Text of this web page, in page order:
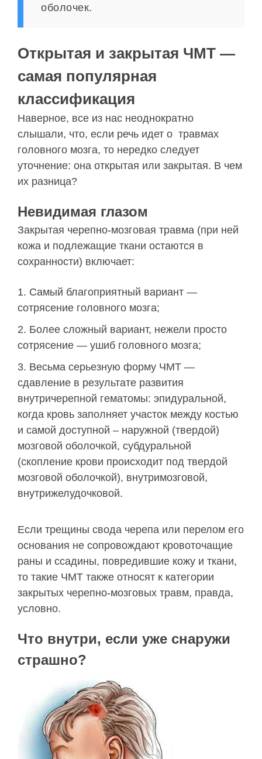
оболочек.
Открытая и закрытая ЧМТ —
самая популярная
классификация
Наверное, все из нас неоднократно
слышали, что, если речь идет о травмах
головного мозга, то нередко следует
уточнение: она открытая или закрытая. В чем
их разница?
Невидимая глазом
Закрытая черепно-мозговая травма (при ней
кожа и подлежащие ткани остаются в
сохранности) включает:
Самый благоприятный вариант —
сотрясение головного мозга;
Более сложный вариант, нежели просто
сотрясение — ушиб головного мозга;
Весьма серьезную форму ЧМТ —
сдавление в результате развития
внутричерепной гематомы: эпидуральной,
когда кровь заполняет участок между костью
и самой доступной – наружной (твердой)
мозговой оболочкой, субдуральной
(скопление крови происходит под твердой
мозговой оболочкой), внутримозговой,
внутрижелудочковой.
Если трещины свода черепа или перелом его
основания не сопровождают кровоточащие
раны и ссадины, повредившие кожу и ткани,
то такие ЧМТ также относят к категории
закрытых черепно-мозговых травм, правда,
условно.
Что внутри, если уже снаружи
страшно?